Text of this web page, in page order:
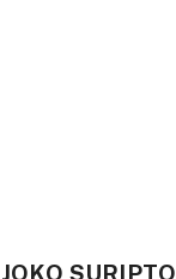
JOKO SURIPTO